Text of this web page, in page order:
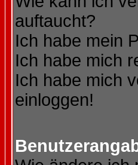
auftaucht?
Ich habe mein
Ich habe mich
Ich habe mich
einloggen!